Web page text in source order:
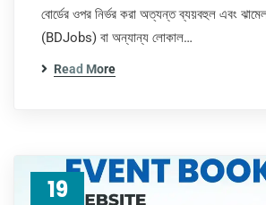
বোর্ডের ওপর নির্ভর করা অত্যন্ত ব্যয়বহুল এবং
(BDJobs) বা অন্যান্য লোকাল…
Read More
19